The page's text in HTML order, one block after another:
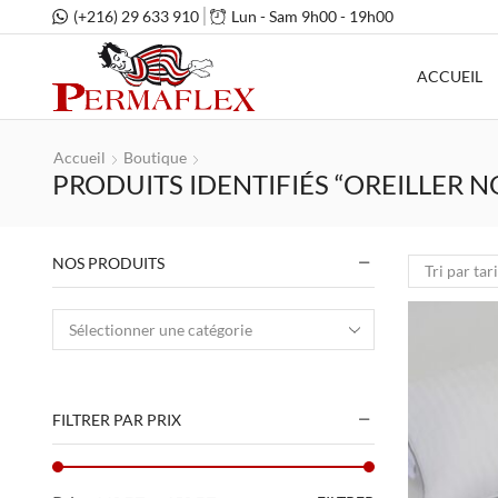
(+216) 29 633 910 Lun - Sam 9h00 - 19h00
ACCUEIL
Accueil Boutique
PRODUITS IDENTIFIÉS “OREILLER
NOS PRODUITS
FILTRER PAR PRIX